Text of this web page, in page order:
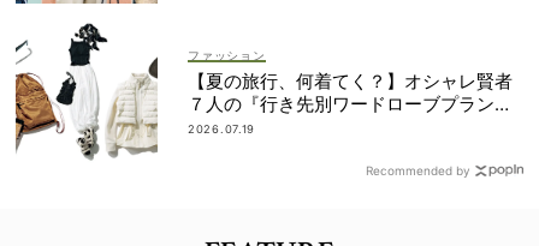
ファッション
【夏の旅行、何着てく？】オシャレ賢者
７人の『行き先別ワードローブプラン』
大公開！
2026.07.19
Recommended by